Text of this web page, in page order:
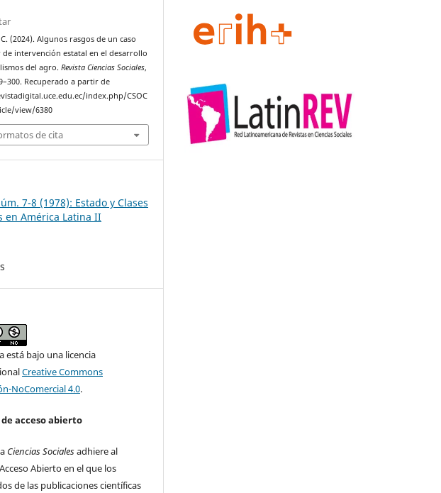
(2024). Algunos rasgos de un caso
de intervención estatal en el desarrollo
del agro.Revista Ciencias Sociales,
Recuperado a partir de
index.php/CSOC
view/6380
de cita
7-8 (1978): Estado y Clases
en América Latina II
está bajo una licencia
Creative Commons
NoComercial 4.0.
acceso abierto
Ciencias Socialesadhiere al
Abierto en el que los
de las publicaciones científicas